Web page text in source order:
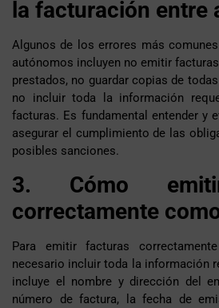
la facturación entre
Algunos de los errores más
autónomos incluyen no emitir
prestados, no guardar copias de
no incluir toda la información
facturas. Es fundamental entender y
asegurar el cumplimiento de las
posibles sanciones.
3. Cómo
correctamente
Para emitir facturas
necesario incluir toda la información
incluye el nombre y dirección del
número de factura, la fecha de